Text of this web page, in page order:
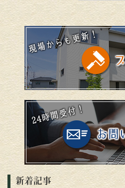
新着記事